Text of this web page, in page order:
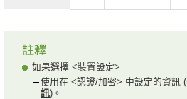
如果選擇 <裝置設定>
使用在 <認證/加密> 中設定的資訊 (
訊)。